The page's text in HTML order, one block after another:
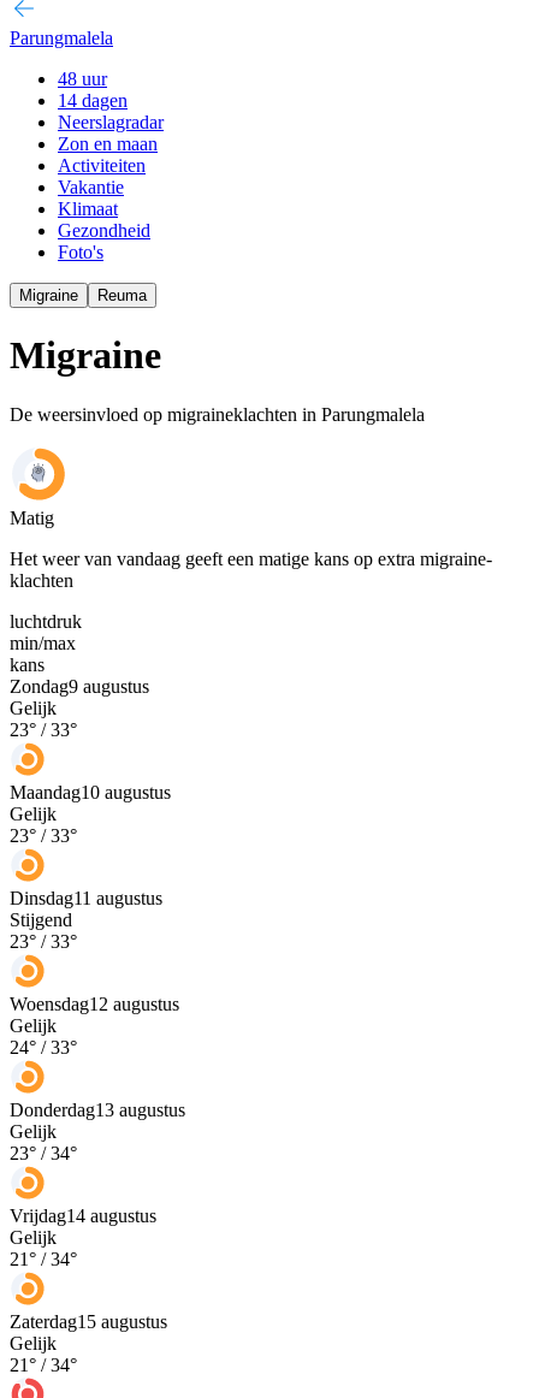
Parungmalela
48 uur
14 dagen
Neerslagradar
Zon en maan
Activiteiten
Vakantie
Klimaat
Gezondheid
Foto's
Migraine Reuma
Migraine
De weersinvloed op migraineklachten in Parungmalela
Matig
Het weer van vandaag geeft een matige kans op extra migraine-
klachten
luchtdruk
min/max
kans
Zondag9 augustus
Gelijk
23° /33°
Maandag10 augustus
Gelijk
23° /33°
Dinsdag11 augustus
Stijgend
23° /33°
Woensdag12 augustus
Gelijk
24° /33°
Donderdag13 augustus
Gelijk
23° /34°
Vrijdag14 augustus
Gelijk
21° /34°
Zaterdag15 augustus
Gelijk
21° /34°